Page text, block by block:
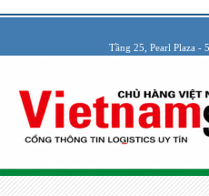
Tầng 25, Pearl Plaza